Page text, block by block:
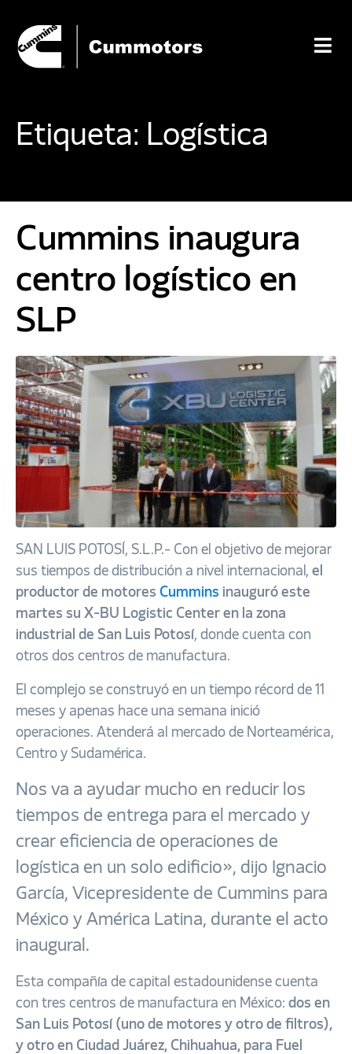
Etiqueta: Logística
Cummins inaugura
centro logístico en
SLP
SAN LUIS POTOSÍ, S.L.P.- Con el objetivo de mejorar
sus tiempos de distribución a nivel internacional, el
productor de motores Cummins inauguró este
martes su X-BU Logistic Center en la zona
industrial de San Luis Potosí, donde cuenta con
otros dos centros de manufactura.
El complejo se construyó en un tiempo récord de 11
meses y apenas hace una semana inició
operaciones. Atenderá al mercado de Norteamérica,
Centro y Sudamérica.
Nos va a ayudar mucho en reducir los
tiempos de entrega para el mercado y
crear eficiencia de operaciones de
logística en un solo edificio», dijo Ignacio
García, Vicepresidente de Cummins para
México y América Latina, durante el acto
inaugural.
Esta compañía de capital estadounidense cuenta
con tres centros de manufactura en México: dos en
San Luis Potosí (uno de motores y otro de filtros),
y otro en Ciudad Juárez, Chihuahua, para Fuel